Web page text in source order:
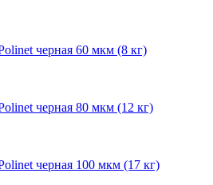
черная 60 мкм (8 кг)
черная 80 мкм (12 кг)
черная 100 мкм (17 кг)